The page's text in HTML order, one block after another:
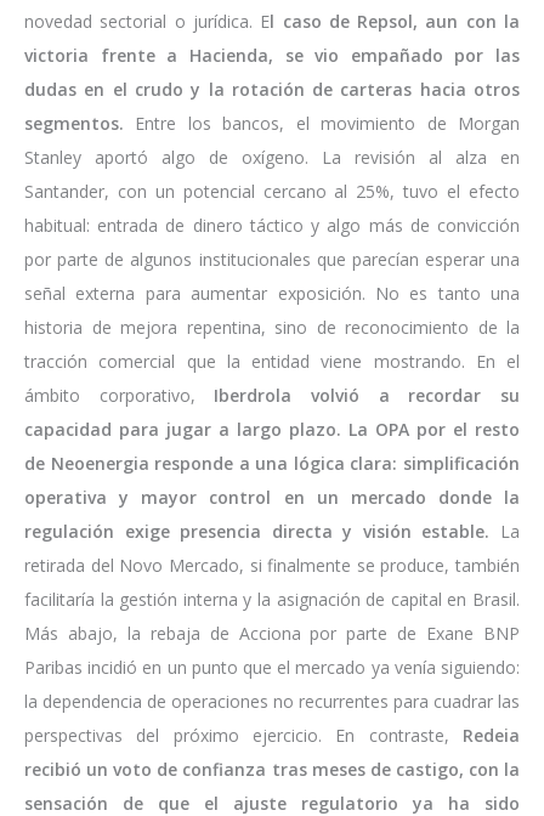
novedad sectorial o jurídica. El caso de Repsol, aun con la
victoria frente a Hacienda, se vio empañado por las
dudas en el crudo y la rotación de carteras hacia otros
segmentos.
Entre los bancos, el movimiento de Morgan
Stanley aportó algo de oxígeno. La revisión al alza en
Santander, con un potencial cercano al 25%, tuvo el efecto
habitual: entrada de dinero táctico y algo más de convicción
por parte de algunos institucionales que parecían esperar una
señal externa para aumentar exposición. No es tanto una
historia de mejora repentina, sino de reconocimiento de la
tracción comercial que la entidad viene mostrando. En el
ámbito corporativo,
Iberdrola volvió a recordar su
capacidad para jugar a largo plazo. La OPA por el resto
de Neoenergia responde a una lógica clara: simplificación
operativa y mayor control en un mercado donde la
regulación exige presencia directa y visión estable.
La
retirada del Novo Mercado, si finalmente se produce, también
facilitaría la gestión interna y la asignación de capital en Brasil.
Más abajo, la rebaja de Acciona por parte de Exane BNP
Paribas incidió en un punto que el mercado ya venía siguiendo:
la dependencia de operaciones no recurrentes para cuadrar las
perspectivas del próximo ejercicio. En contraste,
Redeia
recibió un voto de confianza tras meses de castigo, con la
sensación de que el ajuste regulatorio ya ha sido